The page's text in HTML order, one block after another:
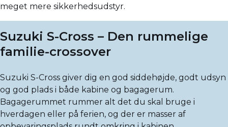
meget mere sikkerhedsudstyr.
Suzuki S-Cross – Den rummelige
familie-crossover
Suzuki S-Cross giver dig en god siddehøjde, godt udsyn
og god plads i både kabine og bagagerum.
Bagagerummet rummer alt det du skal bruge i
hverdagen eller på ferien, og der er masser af